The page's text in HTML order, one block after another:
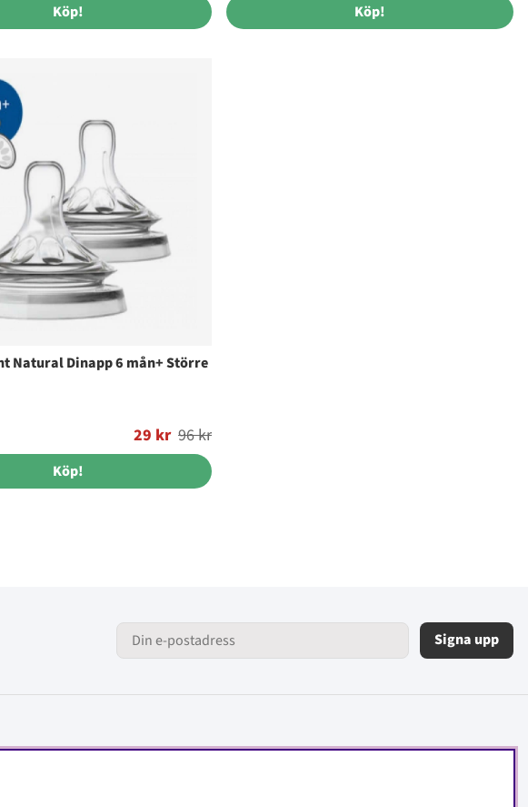
Köp! Köp!
Natural Dinapp 6 mån+ Större
29 kr 96 kr
Köp!
Signa upp